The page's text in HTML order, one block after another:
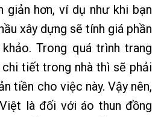
giản hơn, ví dụ như khi bạn
xây dựng sẽ tính giá phần
Trong quá trình trang
tiết trong nhà thì sẽ phải
tiền cho việc này. Vậy nên,
là đối với áo thun đồng